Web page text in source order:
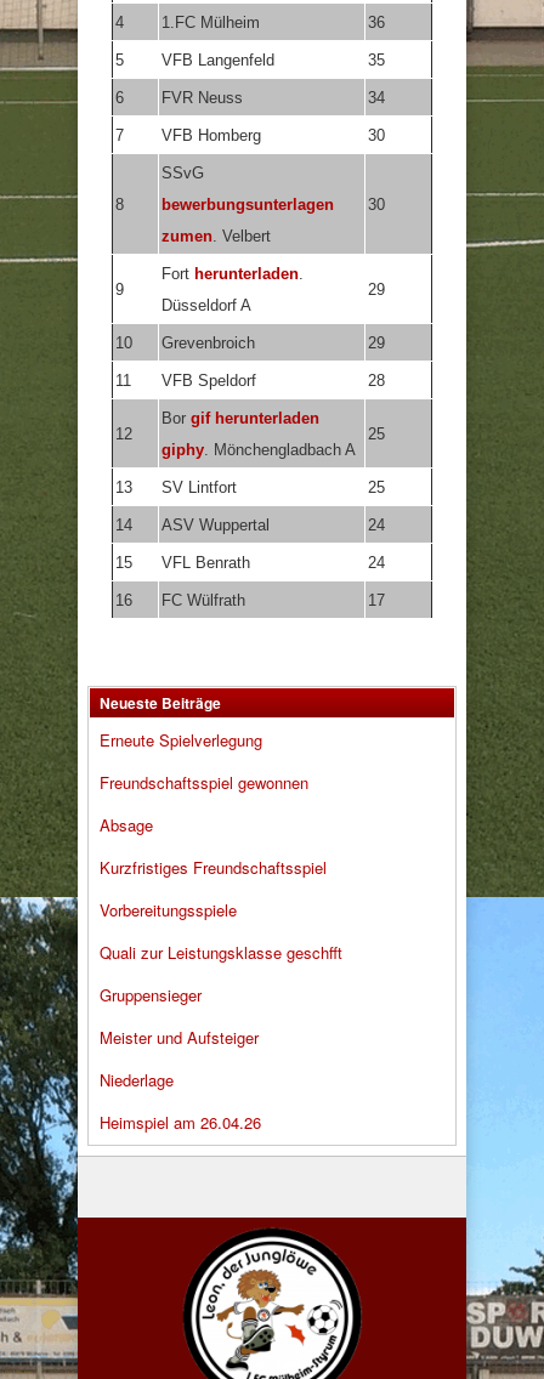
4 1.FC Mülheim 36
5 VFB Langenfeld 35
6 FVR Neuss 34
7 VFB Homberg 30
8
SSvG
bewerbungsunterlagen
zumen . Velbert
30
9
Fort herunterladen
Düsseldorf A
29
10 Grevenbroich 29
11 VFB Speldorf 28
12
Bor gif herunterladen
giphy . Mönchengladbach A
25
13 SV Lintfort 25
14 ASV Wuppertal 24
15 VFL Benrath 24
16 FC Wülfrath 17
Neueste Beiträge
Erneute Spielverlegung
Freundschaftsspiel gewonnen
Absage
Kurzfristiges Freundschaftsspiel
Vorbereitungsspiele
Quali zur Leistungsklasse geschfft
Gruppensieger
Meister und Aufsteiger
Niederlage
Heimspiel am 26.04.26